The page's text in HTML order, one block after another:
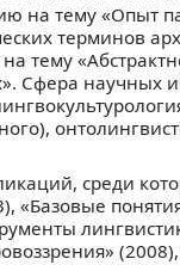
на тему «Опыт
терминов
тему
Сфера научных
среди
«Базовые